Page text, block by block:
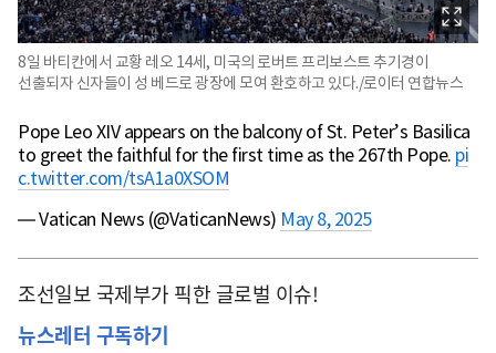
8일 바티칸에서 교황 레오 14세, 미국의 로버트 프리보스트 추기경이
선출되자 신자들이 성 베드로 광장에 모여 환호하고 있다./로이터 연합뉴스
Pope Leo XIV appears on the balcony of St. Peter’s Basilica
to greet the faithful for the first time as the 267th Pope. pi
c.twitter.com/tsA1a0XSOM
— Vatican News (@VaticanNews) May 8, 2025
조선일보 국제부가 픽한 글로벌 이슈!
뉴스레터 구독하기